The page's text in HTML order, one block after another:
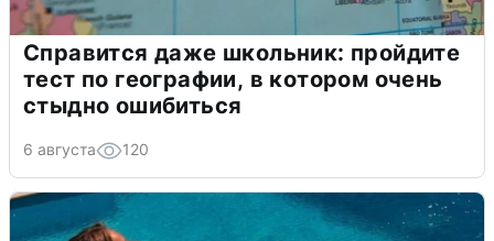
Справится даже школьник: пройдите
тест по географии, в котором очень
стыдно ошибиться
6 августа 120